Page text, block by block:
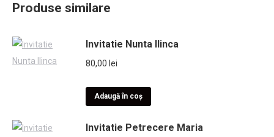
Produse similare
Invitatie Nunta Ilinca
80,00 lei
Adaugă în coș
Invitatie Petrecere Maria